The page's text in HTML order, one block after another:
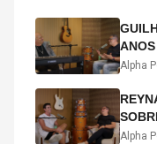
acompanham até
"Bem Querer" e
segue com o […]
Alpha
Alpha